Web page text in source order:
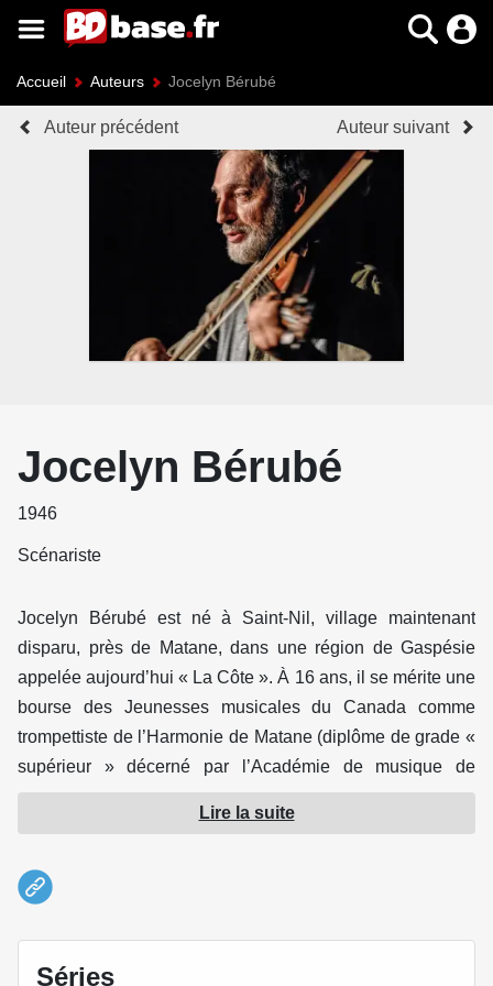
Accueil Auteurs Jocelyn Bérubé
Auteur précédent Auteur suivant
Jocelyn Bérubé
1946
Scénariste
Jocelyn Bérubé est né à Saint-Nil, village maintenant
disparu, près de Matane, dans une région de Gaspésie
appelée aujourd’hui « La Côte ». À 16 ans, il se mérite une
bourse des Jeunesses musicales du Canada comme
trompettiste de l’Harmonie de Matane (diplôme de grade «
supérieur » décerné par l’Académie de musique de
Québec), puis une bourse de la Fondation Ford pour un
stage au Camp musical du Mont-Orford où il s’inscrit en
Il poursuit sa formation au Conservatoire d’art dramatique
fondation du Grand Cirque Ordinaire qui se vouait au
théâtre de création collective et à l’improvisation.
Lire la suite
Séries